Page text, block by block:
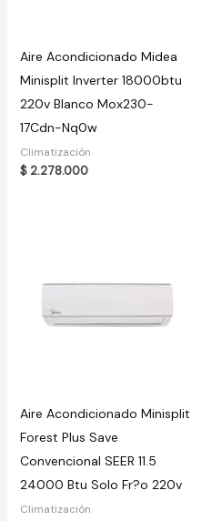
Aire Acondicionado Midea
Minisplit Inverter 18000btu
220v Blanco Mox230-
17Cdn-Nq0w
Climatización
$2.278.000
Aire Acondicionado Minisplit
Forest Plus Save
Convencional SEER 11.5
24000 Btu Solo Fr?o 220v
Climatización